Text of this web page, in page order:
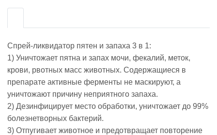
Спрей-ликвидатор пятен и запаха 3 в 1:
1) Уничтожает пятна и запах мочи, фекалий, меток,
крови, рвотных масс животных. Содержащиеся в
препарате активные ферменты не маскируют, а
уничтожают причину неприятного запаха.
2) Дезинфицирует место обработки, уничтожает до 99%
болезнетворных бактерий.
3) Отпугивает животное и предотвращает повторение